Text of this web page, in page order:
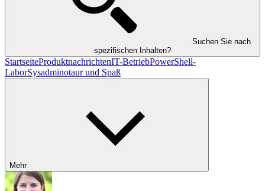
Suchen Sie nach
spezifischen Inhalten?
StartseiteProduktnachrichtenIT-BetriebPowerShell-
LaborSysadminotaur und Spaß
Mehr